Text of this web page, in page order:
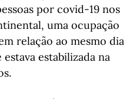
por covid-19 nos
uma ocupação
relação ao mesmo dia
estabilizada na